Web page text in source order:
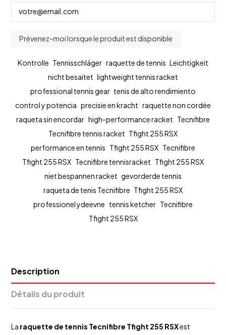
Kontrolle Tennisschläger raquette de tennis Leichtigkeit
nicht besaitet lightweight tennis racket
professional tennis gear tenis de alto rendimiento
control y potencia precisie en kracht raquette non cordée
raqueta sin encordar high-performance racket Tecnifibre
Tecnifibre tennis racket Tfight 255 RSX
performance en tennis Tfight 255 RSX Tecnifibre
Tfight 255 RSX Tecnifibre tennisracket Tfight 255 RSX
niet bespannen racket gevorderde tennis
raqueta de tenis Tecnifibre Tfight 255 RSX
professionel ydeevne tennis ketcher Tecnifibre
Tfight 255 RSX
Description
Détails du produit
La raquette de tennis Tecnifibre Tfight 255 RSXest